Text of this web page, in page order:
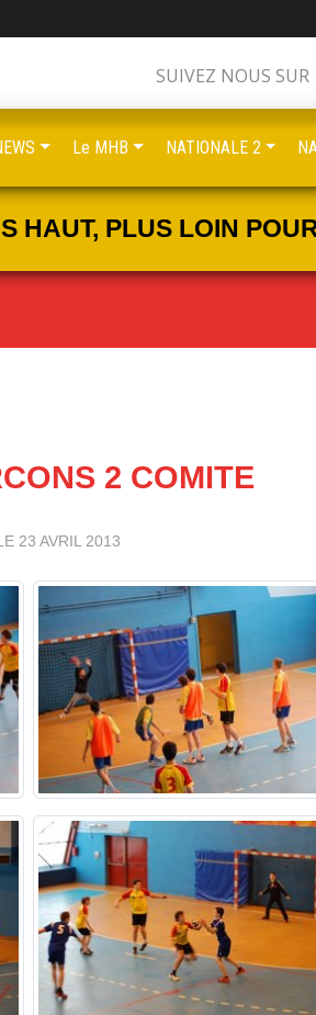
HAUT, PLUS LOIN
2 COMITE
23 AVRIL 2013
SUIVEZ NOUS SUR
Le MHB NATIONALE 2